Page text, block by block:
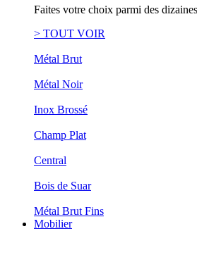
Faites votre choix parmi des
> TOUT VOIR
Métal Brut
Métal Noir
Inox Brossé
Champ Plat
Central
Bois de Suar
Métal Brut Fins
Mobilier